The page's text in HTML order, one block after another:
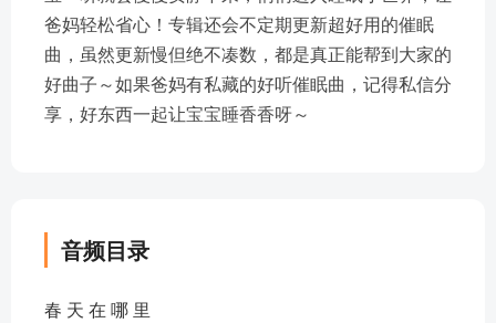
爸妈轻松省心！专辑还会不定期更新超好用的催眠
曲，虽然更新慢但绝不凑数，都是真正能帮到大家的
好曲子～如果爸妈有私藏的好听催眠曲，记得私信分
享，好东西一起让宝宝睡香香呀～
音频目录
春 天 在 哪 里